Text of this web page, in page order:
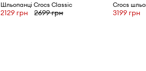
Шльопанці Crocs Classic
2129 грн 2699 грн 3199 грн